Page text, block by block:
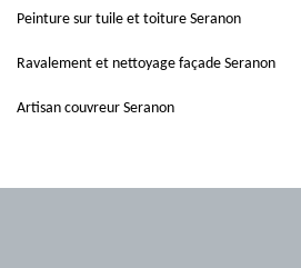
Peinture sur tuile et toiture Seranon
Ravalement et nettoyage façade Seranon
Artisan couvreur Seranon